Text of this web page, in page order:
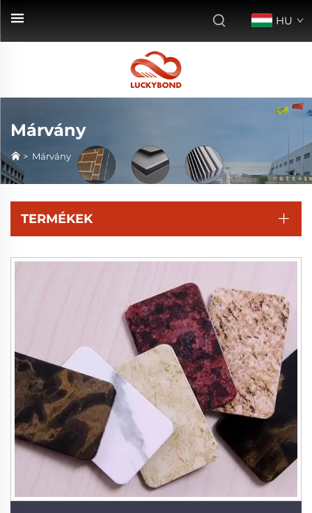
HU
Márvány
> Márvány
TERMÉKEK